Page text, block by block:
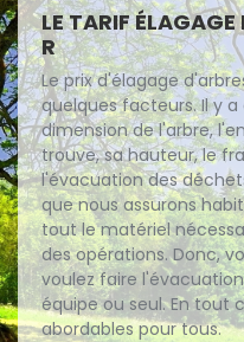
LE TARIF
R
Le prix d'élagage
quelques facteurs. Il y
dimension de l'arbre,
trouve, sa hauteur, le
l'évacuation des
que nous assurons
tout le matériel
des opérations. Donc,
voulez faire
équipe ou seul. En tout
abordables pour tous.